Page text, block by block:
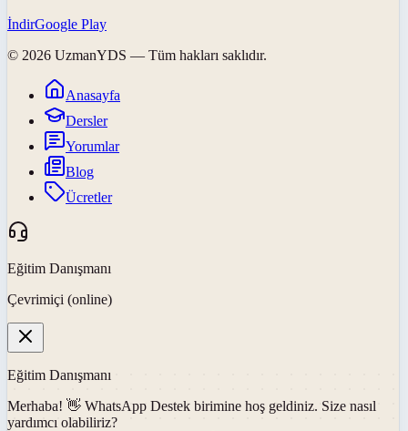
İndirGoogle Play
© 2026 UzmanYDS — Tüm hakları saklıdır.
Anasayfa
Dersler
Yorumlar
Blog
Ücretler
Eğitim Danışmanı
Çevrimiçi (online)
Eğitim Danışmanı
Merhaba! 👋 WhatsApp Destek birimine hoş geldiniz. Size nasıl
yardımcı olabiliriz?